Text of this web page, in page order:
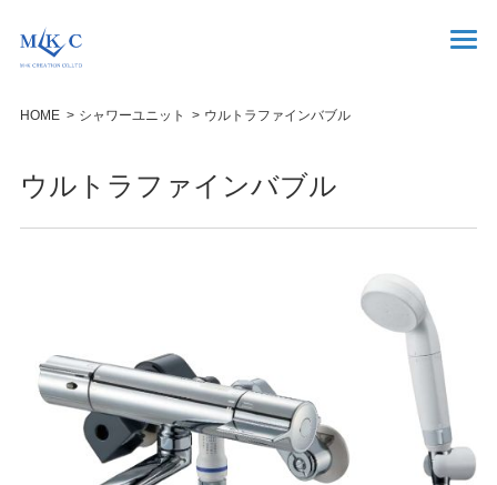
HOME シャワーユニット ウルトラファインバブル
ウルトラファインバブル